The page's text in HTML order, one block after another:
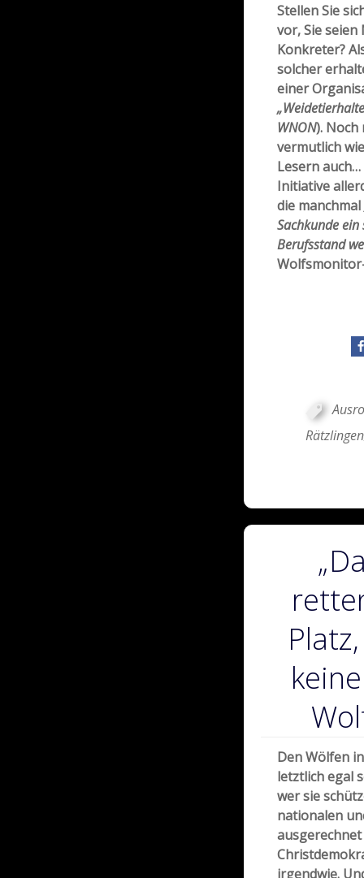
Stellen Sie
vor, Sie
Konkreter?
solcher
einer
WNON). Noch
vermutlich
Lesern
Initiative
die manchmal
Sachkunde
Berufsstand
Rätzlingen
Den Wölfen
letztlich egal
wer sie
nationalen
irgendwie.